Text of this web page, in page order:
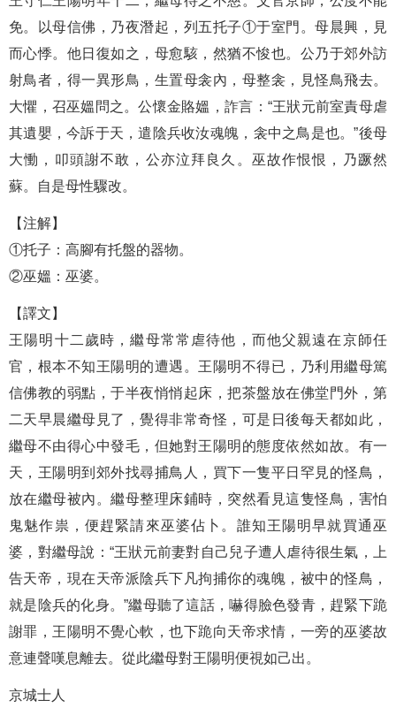
免。以母信佛，乃夜潛起，列五托子①于室門。母晨興，見
而心悸。他日復如之，母愈駭，然猶不悛也。公乃于郊外訪
射鳥者，得一異形鳥，生置母衾內，母整衾，見怪鳥飛去。
大懼，召巫媼問之。公懷金賂媼，詐言：“王狀元前室責母虐
其遺嬰，今訴于天，遣陰兵收汝魂魄，衾中之鳥是也。”後母
大慟，叩頭謝不敢，公亦泣拜良久。巫故作恨恨，乃蹶然
蘇。自是母性驟改。
【注解】
①托子：高腳有托盤的器物。
②巫媼：巫婆。
【譯文】
王陽明十二歲時，繼母常常虐待他，而他父親遠在京師任
官，根本不知王陽明的遭遇。王陽明不得已，乃利用繼母篤
信佛教的弱點，于半夜悄悄起床，把茶盤放在佛堂門外，第
二天早晨繼母見了，覺得非常奇怪，可是日後每天都如此，
繼母不由得心中發毛，但她對王陽明的態度依然如故。有一
天，王陽明到郊外找尋捕鳥人，買下一隻平日罕見的怪鳥，
放在繼母被內。繼母整理床鋪時，突然看見這隻怪鳥，害怕
鬼魅作祟，便趕緊請來巫婆佔卜。誰知王陽明早就買通巫
婆，對繼母說：“王狀元前妻對自己兒子遭人虐待很生氣，上
告天帝，現在天帝派陰兵下凡拘捕你的魂魄，被中的怪鳥，
就是陰兵的化身。”繼母聽了這話，嚇得臉色發青，趕緊下跪
謝罪，王陽明不覺心軟，也下跪向天帝求情，一旁的巫婆故
意連聲嘆息離去。從此繼母對王陽明便視如己出。
京城士人